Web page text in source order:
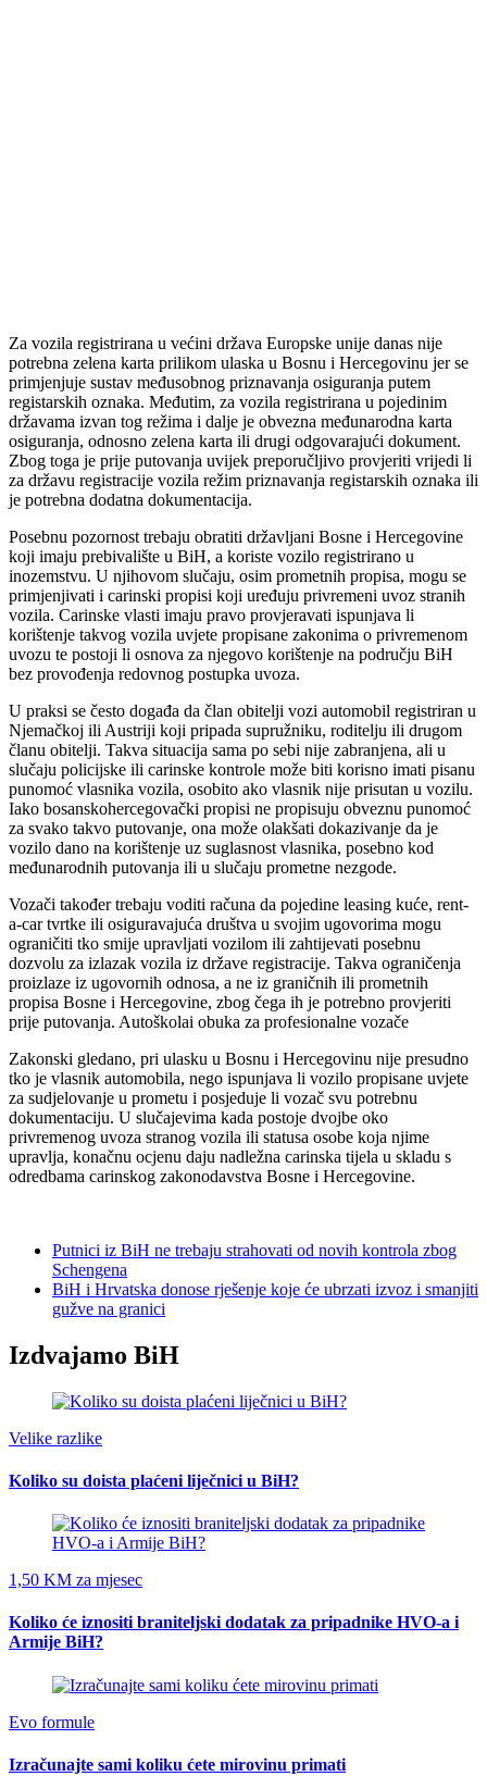
Za vozila registrirana u većini država Europske unije danas nije
potrebna zelena karta prilikom ulaska u Bosnu i Hercegovinu jer se
primjenjuje sustav međusobnog priznavanja osiguranja putem
registarskih oznaka. Međutim, za vozila registrirana u pojedinim
državama izvan tog režima i dalje je obvezna međunarodna karta
osiguranja, odnosno zelena karta ili drugi odgovarajući dokument.
Zbog toga je prije putovanja uvijek preporučljivo provjeriti vrijedi li
za državu registracije vozila režim priznavanja registarskih oznaka ili
je potrebna dodatna dokumentacija.
Posebnu pozornost trebaju obratiti državljani Bosne i Hercegovine
koji imaju prebivalište u BiH, a koriste vozilo registrirano u
inozemstvu. U njihovom slučaju, osim prometnih propisa, mogu se
primjenjivati i carinski propisi koji uređuju privremeni uvoz stranih
vozila. Carinske vlasti imaju pravo provjeravati ispunjava li
korištenje takvog vozila uvjete propisane zakonima o privremenom
uvozu te postoji li osnova za njegovo korištenje na području BiH
bez provođenja redovnog postupka uvoza.
U praksi se često događa da član obitelji vozi automobil registriran u
Njemačkoj ili Austriji koji pripada supružniku, roditelju ili drugom
članu obitelji. Takva situacija sama po sebi nije zabranjena, ali u
slučaju policijske ili carinske kontrole može biti korisno imati pisanu
punomoć vlasnika vozila, osobito ako vlasnik nije prisutan u vozilu.
Iako bosanskohercegovački propisi ne propisuju obveznu punomoć
za svako takvo putovanje, ona može olakšati dokazivanje da je
vozilo dano na korištenje uz suglasnost vlasnika, posebno kod
međunarodnih putovanja ili u slučaju prometne nezgode.
Vozači također trebaju voditi računa da pojedine leasing kuće, rent-
a-car tvrtke ili osiguravajuća društva u svojim ugovorima mogu
ograničiti tko smije upravljati vozilom ili zahtijevati posebnu
dozvolu za izlazak vozila iz države registracije. Takva ograničenja
proizlaze iz ugovornih odnosa, a ne iz graničnih ili prometnih
propisa Bosne i Hercegovine, zbog čega ih je potrebno provjeriti
prije putovanja. Autoškolai obuka za profesionalne vozače
Zakonski gledano, pri ulasku u Bosnu i Hercegovinu nije presudno
tko je vlasnik automobila, nego ispunjava li vozilo propisane uvjete
za sudjelovanje u prometu i posjeduje li vozač svu potrebnu
dokumentaciju. U slučajevima kada postoje dvojbe oko
privremenog uvoza stranog vozila ili statusa osobe koja njime
upravlja, konačnu ocjenu daju nadležna carinska tijela u skladu s
odredbama carinskog zakonodavstva Bosne i Hercegovine.
Putnici iz BiH ne trebaju strahovati od novih kontrola zbog
Schengena
BiH i Hrvatska donose rješenje koje će ubrzati izvoz i smanjiti
gužve na granici
Izdvajamo BiH
Velike razlike
Koliko su doista plaćeni liječnici u BiH?
1,50 KM za mjesec
Koliko će iznositi braniteljski dodatak za pripadnike HVO-a i
Armije BiH?
Evo formule
Izračunajte sami koliku ćete mirovinu primati